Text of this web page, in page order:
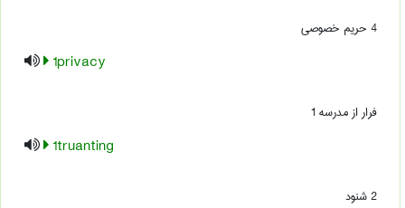
4 حریم خصوصی
1privacy
فرار از مدرسه 1
1truanting
2 شنود